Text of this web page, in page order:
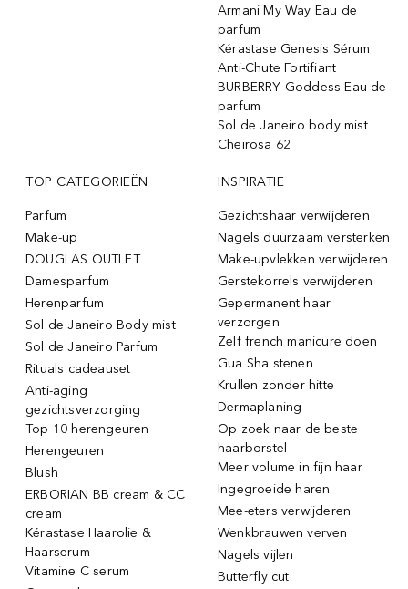
Armani My Way Eau de
parfum
Kérastase Genesis Sérum
Anti-Chute Fortifiant
BURBERRY Goddess Eau de
parfum
Sol de Janeiro body mist
Cheirosa 62
TOP CATEGORIEËN
Parfum
Make-up
DOUGLAS OUTLET
Damesparfum
Herenparfum
Sol de Janeiro Body mist
Sol de Janeiro Parfum
Rituals cadeauset
Anti-aging
gezichtsverzorging
Top 10 herengeuren
Herengeuren
Blush
ERBORIAN BB cream & CC
cream
Kérastase Haarolie &
Haarserum
Vitamine C serum
INSPIRATIE
Gezichtshaar verwijderen
Nagels duurzaam versterken
Make-upvlekken verwijderen
Gerstekorrels verwijderen
Gepermanent haar
verzorgen
Zelf french manicure doen
Gua Sha stenen
Krullen zonder hitte
Dermaplaning
Op zoek naar de beste
haarborstel
Meer volume in fijn haar
Ingegroeide haren
Mee-eters verwijderen
Wenkbrauwen verven
Nagels vijlen
Butterfly cut